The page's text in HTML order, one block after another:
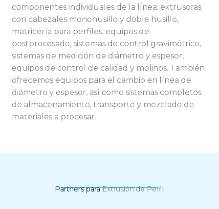
componentes individuales de la línea: extrusoras
con cabezales monohusillo y doble husillo,
matricería para perfiles, equipos de
postprocesado, sistemas de control gravimétrico,
sistemas de medición de diámetro y espesor,
equipos de control de calidad y molinos. También
ofrecemos equipos para el cambio en línea de
diámetro y espesor, así como sistemas completos
de almacenamiento, transporte y mezclado de
materiales a procesar.
Partners paraExtrusión de Perfil